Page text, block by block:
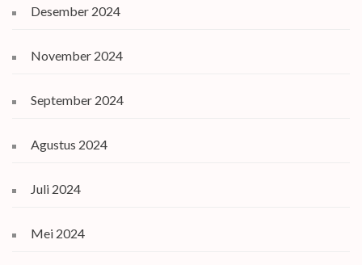
Desember 2024
November 2024
September 2024
Agustus 2024
Juli 2024
Mei 2024